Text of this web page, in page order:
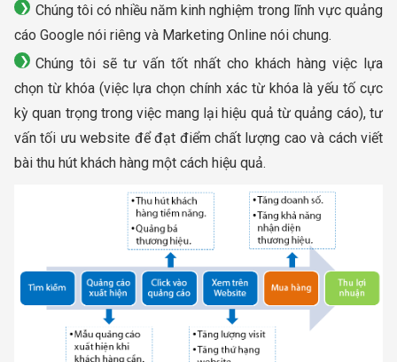
Chúng tôi có nhiều năm kinh nghiệm trong lĩnh vực quảng
cáo Google nói riêng và Marketing Online nói chung.
Chúng tôi sẽ tư vấn tốt nhất cho khách hàng việc lựa
chọn từ khóa (việc lựa chọn chính xác từ khóa là yếu tố cực
kỳ quan trọng trong việc mang lại hiệu quả từ quảng cáo), tư
vấn tối ưu website để đạt điểm chất lượng cao và cách viết
bài thu hút khách hàng một cách hiệu quả.